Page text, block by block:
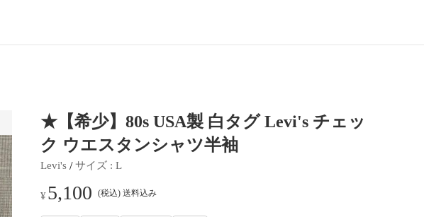
★【希少】80s USA製 白タグ Levi's チェッ
ク ウエスタンシャツ半袖
Levi's / サイズ : L
¥ 5,100 (税込) 送料込み